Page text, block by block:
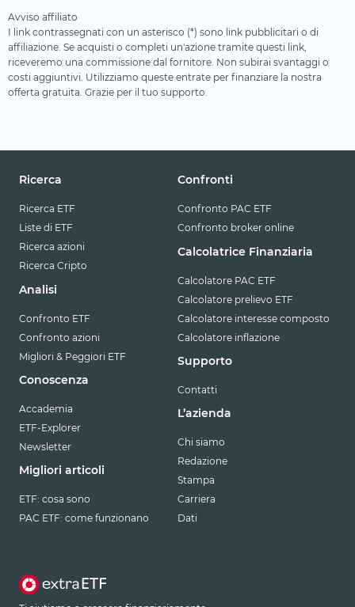
Avviso affiliato
I link contrassegnati con un asterisco (*) sono link pubblicitari o di
affiliazione. Se acquisti o completi un'azione tramite questi link,
riceveremo una commissione dal fornitore. Non subirai svantaggi o
costi aggiuntivi. Utilizziamo queste entrate per finanziare la nostra
offerta gratuita. Grazie per il tuo supporto.
Ricerca
Ricerca ETF
Liste di ETF
Ricerca azioni
Ricerca Cripto
Analisi
Confronto ETF
Confronto azioni
Migliori & Peggiori ETF
Conoscenza
Accademia
ETF-Explorer
Newsletter
Migliori articoli
ETF: cosa sono
PAC ETF: come funzionano
Confronti
Confronto PAC ETF
Confronto broker online
Calcolatrice Finanziaria
Calcolatore PAC ETF
Calcolatore prelievo ETF
Calcolatore interesse composto
Calcolatore inflazione
Supporto
Contatti
L’azienda
Chi siamo
Redazione
Stampa
Carriera
Dati